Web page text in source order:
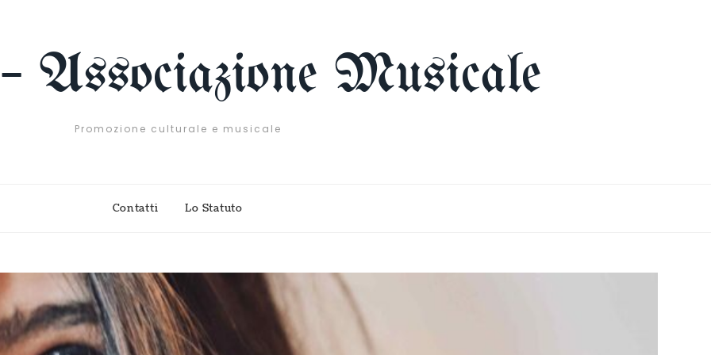
Associazione Musicale
Promozione culturale e musicale
Contatti Lo Statuto